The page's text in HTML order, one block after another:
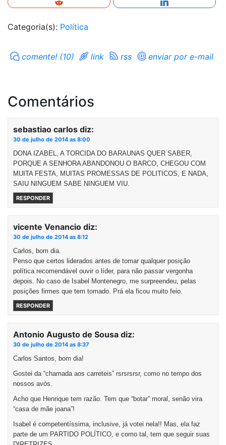
Categoria(s): Política
comente! (10) link rss enviar por e-mail
Comentários
sebastiao carlos diz:
30 de julho de 2014 as 8:00
DONA IZABEL, A TORCIDA DO BARAUNAS QUER SABER,
PORQUE A SENHORA ABANDONOU O BARCO, CHEGOU COM
MUITA FESTA, MUITAS PROMESSAS DE POLITICOS, E NADA,
SAIU NINGUEM SABE NINGUEM VIU.
RESPONDER
vicente Venancio diz:
30 de julho de 2014 as 8:12
Carlos, bom dia.
Penso que certos liderados antes de tomar qualquer posição
política recomendável ouvir o líder, para não passar vergonha
depois. No caso de Isabel Montenegro, me surpreendeu, pelas
posições firmes que tem tomado. Prá ela ficou muito feio.
RESPONDER
Antonio Augusto de Sousa diz:
30 de julho de 2014 as 8:37
Carlos Santos, bom dia!
Gostei da “chamada aos carreteis” rsrsrsrsr, como no tempo dos
nossos avós.
Acho que Henrique tem razão. Tem que “botar” moral, senão vira
“casa de mãe joana”!
Isabel é competentíssima, inclusive, já votei nela!! Mas, ela faz
parte de um PARTIDO POLÍTICO, e como tal, tem que seguir suas